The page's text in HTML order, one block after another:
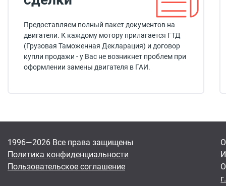
Предоставляем полный пакет документов на
двигатели. К каждому мотору прилагается ГТД
(Грузовая Таможенная Декларация) и договор
купли продажи - у Вас не возникнет проблем при
оформлении замены двигателя в ГАИ.
1996—2026 Все права защищены
Политика конфиденциальности
Пользовательское соглашение